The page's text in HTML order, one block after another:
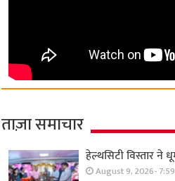
ताज़ा समाचार
हेल्थसिटी विस्तार ने
August 9, 2026-